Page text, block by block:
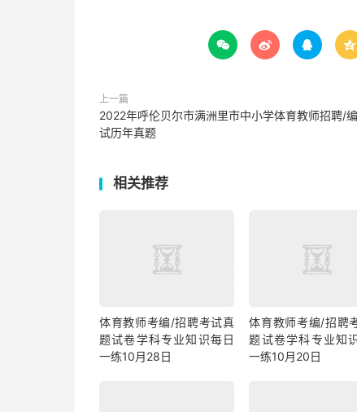
   
上一篇
2022年呼伦贝尔市满洲里市中小学体育教师招聘/
试历年真题
相关推荐
体育教师考编/招聘考试真
题试卷学科专业知识每日
一练10月28日
体育教师考编/招聘
题试卷学科专业知
一练10月20日